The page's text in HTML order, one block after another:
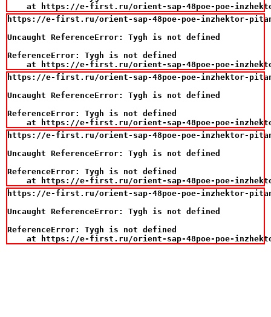
at https://e-first.ru/orient-sap-48poe-poe-
https://e-first.ru/orient-sap-48poe-poe-inzhektor-
Uncaught ReferenceError: Tygh is not defined
ReferenceError: Tygh is not defined
at https://e-first.ru/orient-sap-48poe-poe-
https://e-first.ru/orient-sap-48poe-poe-inzhektor-
Uncaught ReferenceError: Tygh is not defined
ReferenceError: Tygh is not defined
at https://e-first.ru/orient-sap-48poe-poe-
https://e-first.ru/orient-sap-48poe-poe-inzhektor-
Uncaught ReferenceError: Tygh is not defined
ReferenceError: Tygh is not defined
at https://e-first.ru/orient-sap-48poe-poe-
https://e-first.ru/orient-sap-48poe-poe-inzhektor-
Uncaught ReferenceError: Tygh is not defined
ReferenceError: Tygh is not defined
at https://e-first.ru/orient-sap-48poe-poe-